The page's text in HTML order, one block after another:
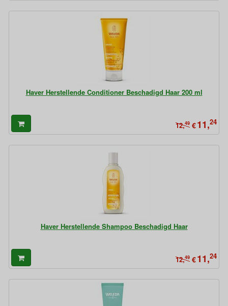
Haver Herstellende Conditioner Beschadigd Haar 200 ml
12,49 €11,24
Haver Herstellende Shampoo Beschadigd Haar
12,49 €11,24